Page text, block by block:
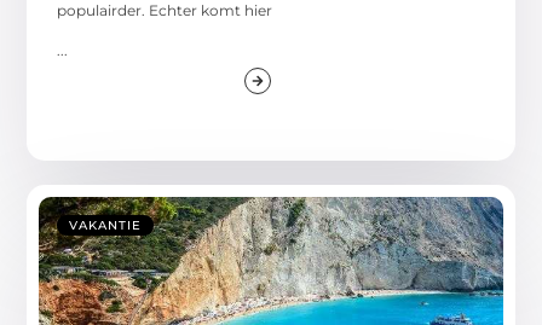
populairder. Echter komt hier
VAKANTIE